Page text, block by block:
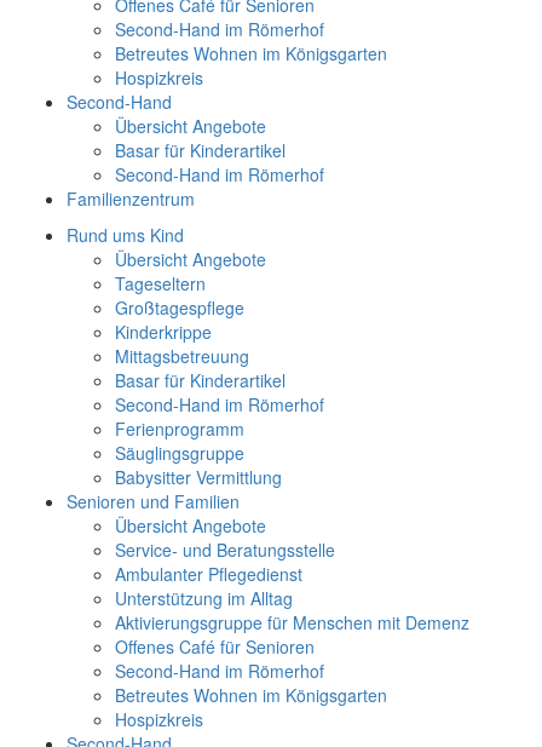
Offenes Café für Senioren
Second-Hand im Römerhof
Betreutes Wohnen im Königsgarten
Hospizkreis
Second-Hand
Übersicht Angebote
Basar für Kinderartikel
Second-Hand im Römerhof
Familienzentrum
Rund ums Kind
Übersicht Angebote
Tageseltern
Großtagespflege
Kinderkrippe
Mittagsbetreuung
Basar für Kinderartikel
Second-Hand im Römerhof
Ferienprogramm
Säuglingsgruppe
Babysitter Vermittlung
Senioren und Familien
Übersicht Angebote
Service- und Beratungsstelle
Ambulanter Pflegedienst
Unterstützung im Alltag
Aktivierungsgruppe für Menschen mit Demenz
Offenes Café für Senioren
Second-Hand im Römerhof
Betreutes Wohnen im Königsgarten
Hospizkreis